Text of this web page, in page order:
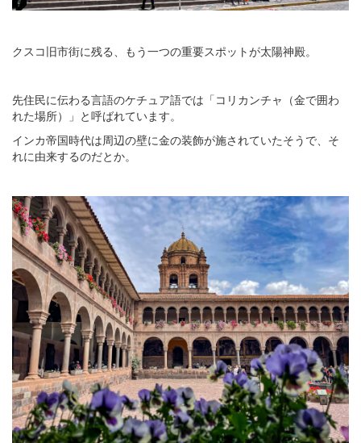
クスコ旧市街に残る、もう一つの重要スポットが太陽神殿。
先住民に伝わる言語のケチュア語では「コリカンチャ（金で囲わ
れた場所）」と呼ばれています。
インカ帝国時代は周辺の壁に金の装飾が施されていたそうで、そ
れに由来するのだとか。